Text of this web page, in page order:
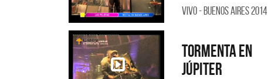
Vivo - Buenos Aires 2014
Tormenta en
Júpiter